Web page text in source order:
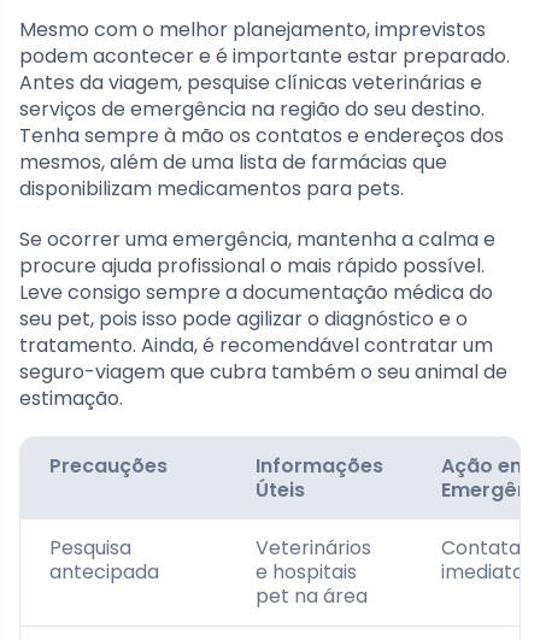
Mesmo com o melhor planejamento, imprevistos
podem acontecer e é importante estar preparado.
Antes da viagem, pesquise clínicas veterinárias e
serviços de emergência na região do seu destino.
Tenha sempre à mão os contatos e endereços dos
mesmos, além de uma lista de farmácias que
disponibilizam medicamentos para pets.
Se ocorrer uma emergência, mantenha a calma e
procure ajuda profissional o mais rápido possível.
Leve consigo sempre a documentação médica do
seu pet, pois isso pode agilizar o diagnóstico e o
tratamento. Ainda, é recomendável contratar um
seguro-viagem que cubra também o seu animal de
estimação.
Precauções
Informações
Úteis
Ação em
Pesquisa
antecipada
Veterinários
e hospitais
pet na área
Contatar